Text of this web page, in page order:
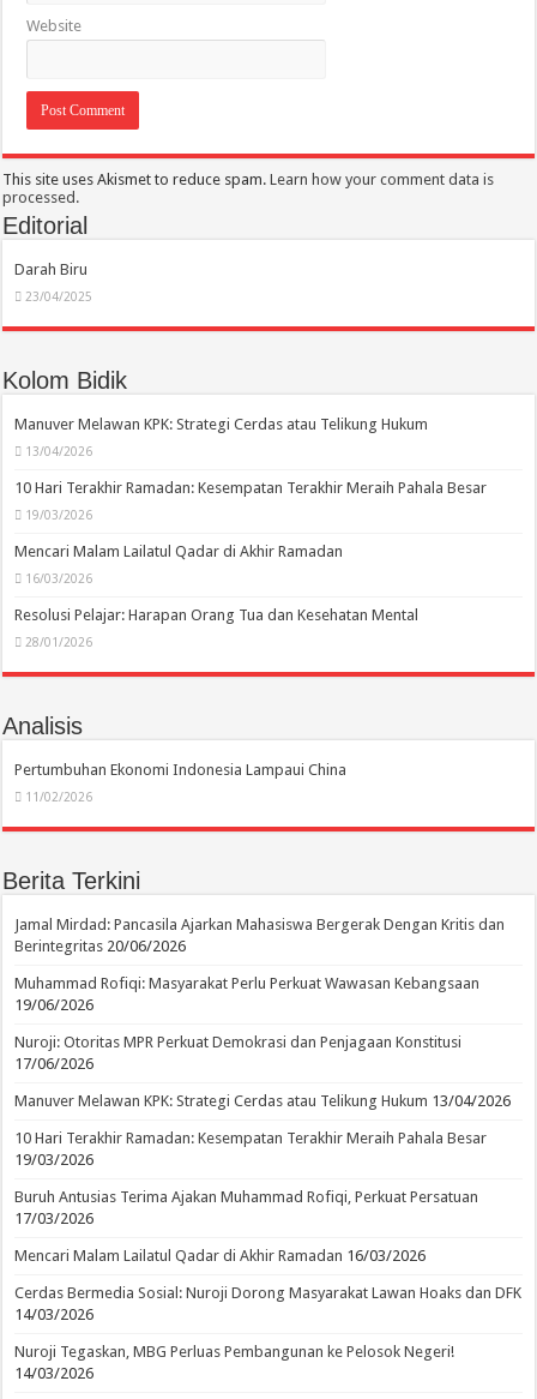
Website
This site uses Akismet to reduce spam.Learn how your comment data is
processed.
Editorial
Darah Biru
23/04/2025
Kolom Bidik
Manuver Melawan KPK: Strategi Cerdas atau Telikung Hukum
13/04/2026
10 Hari Terakhir Ramadan: Kesempatan Terakhir Meraih Pahala Besar
19/03/2026
Mencari Malam Lailatul Qadar di Akhir Ramadan
16/03/2026
Resolusi Pelajar: Harapan Orang Tua dan Kesehatan Mental
28/01/2026
Analisis
Pertumbuhan Ekonomi Indonesia Lampaui China
11/02/2026
Berita Terkini
Jamal Mirdad: Pancasila Ajarkan Mahasiswa Bergerak Dengan Kritis dan
Berintegritas 20/06/2026
Muhammad Rofiqi: Masyarakat Perlu Perkuat Wawasan Kebangsaan
19/06/2026
Nuroji: Otoritas MPR Perkuat Demokrasi dan Penjagaan Konstitusi
17/06/2026
Manuver Melawan KPK: Strategi Cerdas atau Telikung Hukum 13/04/2026
10 Hari Terakhir Ramadan: Kesempatan Terakhir Meraih Pahala Besar
19/03/2026
Buruh Antusias Terima Ajakan Muhammad Rofiqi, Perkuat Persatuan
17/03/2026
Mencari Malam Lailatul Qadar di Akhir Ramadan 16/03/2026
Cerdas Bermedia Sosial: Nuroji Dorong Masyarakat Lawan Hoaks dan DFK
14/03/2026
Nuroji Tegaskan, MBG Perluas Pembangunan ke Pelosok Negeri!
14/03/2026